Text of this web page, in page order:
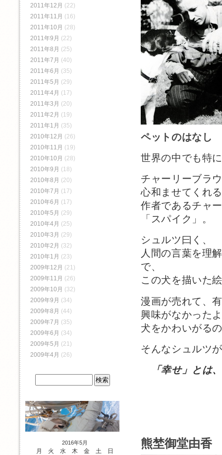
ペットのはなし
世界の中でも特
チャーリーブラ
心和ませてくれ
作者であるチャ
「スパイク」。
シュルツ曰く、
人間の言葉を理
で、
この犬を描いた
漫画が売れて、
興味がなかった
犬をかわいがる
そんなシュルツ
「幸せ」とは
熊埜御堂由香
2011年12月 (22)
2011年11月 (16)
2011年10月 (28)
2011年9月 (22)
2011年8月 (25)
2011年7月 (40)
2011年6月 (35)
2011年5月 (29)
2011年4月 (17)
2011年3月 (20)
2011年2月 (19)
2011年1月 (35)
2010年12月 (26)
2010年11月 (19)
2010年10月 (28)
2010年9月 (18)
2010年8月 (20)
2010年7月 (17)
2010年6月 (17)
2010年5月 (29)
2010年4月 (25)
2010年3月 (29)
2010年2月 (32)
2010年1月 (23)
2009年12月 (21)
2009年11月 (26)
2009年10月 (32)
2009年9月 (34)
2009年8月 (44)
2009年7月 (35)
2009年6月 (34)
2009年5月 (21)
2009年4月 (26)
2016年5月
月 火 水 木 金 土
日